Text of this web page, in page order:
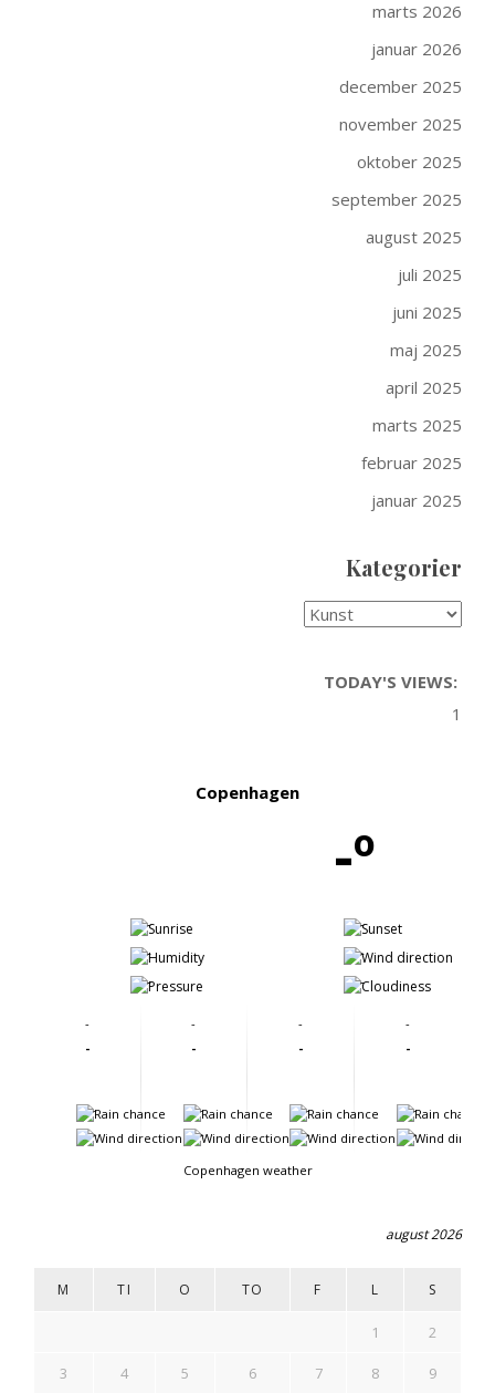
marts 2026
januar 2026
december 2025
november 2025
oktober 2025
september 2025
august 2025
juli 2025
juni 2025
maj 2025
april 2025
marts 2025
februar 2025
januar 2025
Kategorier
TODAY'S VIEWS:
1
Copenhagen
-º
-
-
-
-
-
-
-
-
-
-
-
-
-
-
-
-
-
-
-
-
-
-
Copenhagen weather
august 2026
M TI O TO F L S
1 2
3 4 5 6 7 8 9